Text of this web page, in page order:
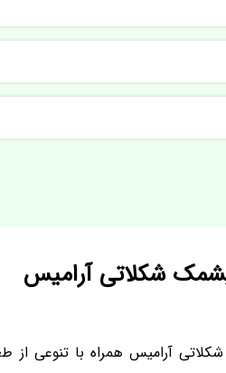
شکلاتی آرامیس
آرامیس همراه با تنوعی از